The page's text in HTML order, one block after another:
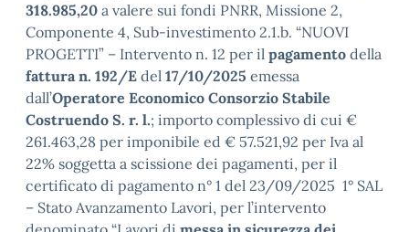
318.985,20 a valere sui fondi PNRR, Missione 2,
Componente 4, Sub-investimento 2.1.b. “NUOVI
PROGETTI” – Intervento n. 12 per il pagamento della
fattura n. 192/E del 17/10/2025 emessa
dall’Operatore Economico Consorzio Stabile
Costruendo S. r. l.; importo complessivo di cui €
261.463,28 per imponibile ed € 57.521,92 per Iva al
22% soggetta a scissione dei pagamenti, per il
certificato di pagamento n° 1 del 23/09/2025 1° SAL
– Stato Avanzamento Lavori, per l’intervento